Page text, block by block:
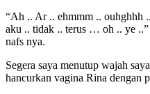
“Ah .. Ar .. ehmmm .. ouhghhh
aku .. tidak .. terus … oh .. ye ..”
nafs nya.
Segera saya menutup wajah
hancurkan vagina Rina dengan